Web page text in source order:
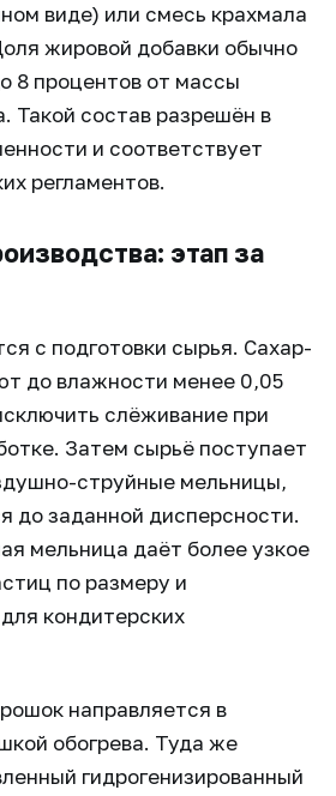
виде) или смесь крахмала
жировой добавки обычно
8 процентов от массы
Такой состав разрешён в
и соответствует
регламентов.
этап за
с подготовки сырья. Сахар-
до влажности менее 0,05
слёживание при
Затем сырьё поступает
струйные мельницы,
до заданной дисперсности.
мельница даёт более узкое
по размеру и
кондитерских
направляется в
обогрева. Туда же
гидрогенизированный